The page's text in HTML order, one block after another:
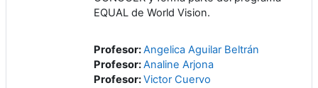
EQUAL de World Vision.
Profesor:Angelica Aguilar Beltrán
Profesor:Analine Arjona
Profesor:Victor Cuervo